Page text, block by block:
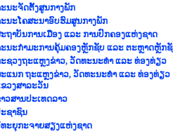
ນະຈັດຕັ້ງສູນກາງພັກ
ນະໂຄສະນາອົບຮົມສູນກາງພັກ
ຖາບັນການເມືອງ ແລະ ການປົກຄອງແຫ່ງຊາດ
ນະ​ກຳມະການ​ຄຸ້ມ​ຄອງ​ຫຼັກ​ຊັບ ແລະ ຕະຫຼາດຫຼັກ
ຊວງຖະແຫຼງຂ່າວ, ວັດທະນະທຳ ແລະ ທ່ອງທ່ຽວ
ແນກ ຖະແຫຼງຂ່າວ, ວັດທະນະທຳ ແລະ ທ່ອງທ່ຽວ
ວງສາລະວັນ
ວ​ສານ​ປະ​ເທດ​ລາວ
ຊາ​ຊົນ
ະຍຸກະຈາຍສຽງແຫ່ງຊາດ